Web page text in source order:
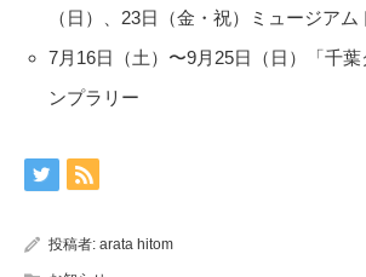
（日）、23日（金・祝）ミュージアム
7月16日（土）〜9月25日（日）「千
ンプラリー
投稿者: arata hitom